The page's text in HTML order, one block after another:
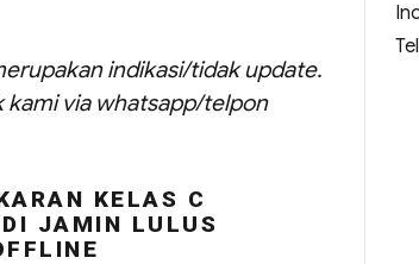
indikasi/tidak update.
kami via whatsapp/telpon
KELAS C
JAMIN LULUS